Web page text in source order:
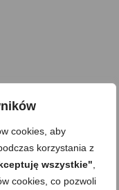
cookies, aby
korzystania z
wszystkie"
cookies, co pozwoli